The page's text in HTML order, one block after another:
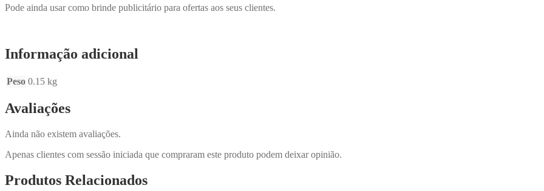
Pode ainda usar como brinde publicitário para ofertas aos seus clientes.
Informação adicional
Peso 0.15 kg
Avaliações
Ainda não existem avaliações.
Apenas clientes com sessão iniciada que compraram este produto podem deixar opinião.
Produtos Relacionados